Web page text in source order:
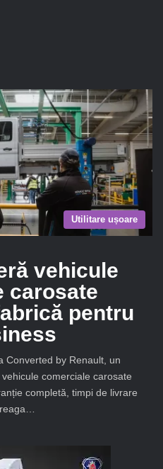
Utilitare ușoare
vehicule
carosate
pentru
Converted by Renault, un
comerciale carosate
completă, timpi de livrare